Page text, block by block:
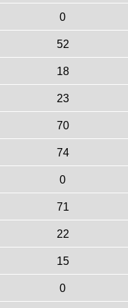
0
52
18
23
70
74
0
71
22
15
0